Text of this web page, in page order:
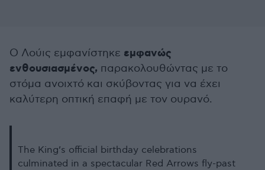
Ο Λούις εμφανίστηκε εμφανώς
ενθουσιασμένος, παρακολουθώντας με το
στόμα ανοιχτό και σκύβοντας για να έχει
καλύτερη οπτική επαφή με τον ουρανό.
The King’s official birthday celebrations
culminated in a spectacular Red Arrows fly-past